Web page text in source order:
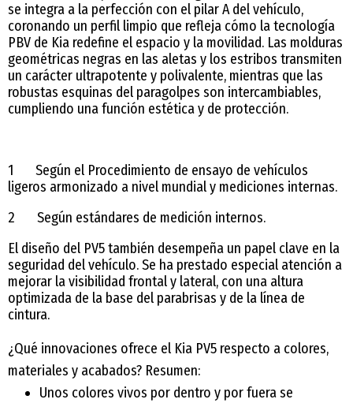
se integra a la perfección con el pilar A del vehículo,
coronando un perfil limpio que refleja cómo la tecnología
PBV de Kia redefine el espacio y la movilidad. Las molduras
geométricas negras en las aletas y los estribos transmiten
un carácter ultrapotente y polivalente, mientras que las
robustas esquinas del paragolpes son intercambiables,
cumpliendo una función estética y de protección.
1 Según el Procedimiento de ensayo de vehículos
ligeros armonizado a nivel mundial y mediciones internas.
2 Según estándares de medición internos.
El diseño del PV5 también desempeña un papel clave en la
seguridad del vehículo. Se ha prestado especial atención a
mejorar la visibilidad frontal y lateral, con una altura
optimizada de la base del parabrisas y de la línea de
cintura.
¿Qué innovaciones ofrece el Kia PV5 respecto a colores,
materiales y acabados? Resumen:
Unos colores vivos por dentro y por fuera se